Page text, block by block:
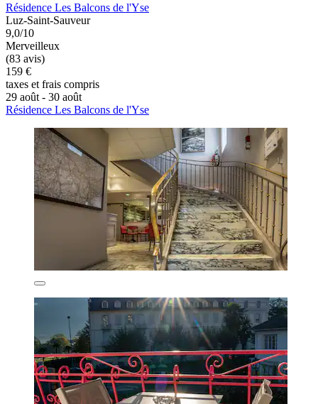
Résidence Les Balcons de l'Yse
Luz-Saint-Sauveur
9,0/10
Merveilleux
(83 avis)
159 €
taxes et frais compris
29 août - 30 août
Résidence Les Balcons de l'Yse